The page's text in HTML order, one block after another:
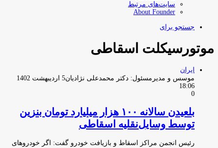
سایت‌های مرتبط
About Founder
جستجو برای
موتورسیکلت اسقاطى
ایران
موسس و مدیرمسئول: دکتر محمدعلی نژادیان
5 اردیبهشت 1402
18:06
0
بلعیدن سالانه ۱۰۰ هزار میلیارد تومان بنزین
توسط وسایل‌نقلیه اسقاطی
رئیس انجمن مراکز اسقاط و بازیافت خودرو گفت: اگر خودروهای